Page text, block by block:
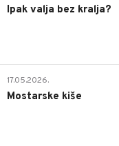
Ipak valja bez kralja?
17.05.2026.
Mostarske kiše